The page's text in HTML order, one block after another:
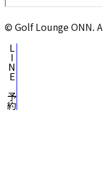
© Golf Lounge ONN.
N
E
予
約